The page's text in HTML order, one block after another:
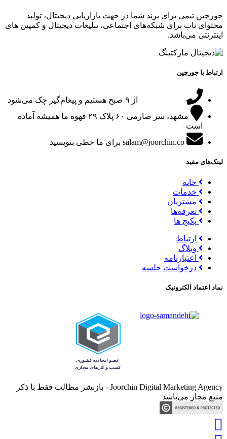
جورچین تیمی برای برند شما در جهت بازاریابی دیجیتال، تولید
محتوای ناب برای شبکه‌های اجتماعی، تبلیغات دیجیتال و کمپین های
اینترنتی می‌باشد.
ارتباط با جورچین
از ۹ صبح هستیم و پیغام‌گیر چک می‌شود
مشهد، سر صارمی ۶۰ پلاک ۲۹
قهوه ما همیشه آماده
است
salam@joorchin.co برای ما خطی بنویسید
لینک‌های مفید
خانه
خدمات
مشتریان
تعرفه‌ها
پکیج ها
ارتباط
وبلاگ
اعتبارنامه
درخواست جلسه
نماد اعتماد الکترونیک
Joorchin Digital Marketing Agency - بازنشر مطالب فقط با ذکر
منبع مجاز می‌باشد